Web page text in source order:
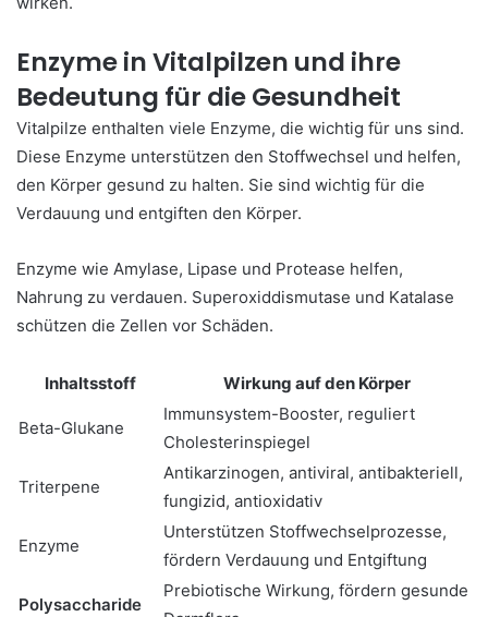
Enzyme in Vitalpilzen und ihre
Bedeutung für die Gesundheit
Vitalpilze enthalten viele Enzyme, die wichtig für uns sind.
Diese Enzyme unterstützen den Stoffwechsel und helfen,
den Körper gesund zu halten. Sie sind wichtig für die
Verdauung und entgiften den Körper.
Enzyme wie Amylase, Lipase und Protease helfen,
Nahrung zu verdauen. Superoxiddismutase und Katalase
schützen die Zellen vor Schäden.
Inhaltsstoff Wirkung auf den Körper
Beta-Glukane
Immunsystem-Booster, reguliert
Cholesterinspiegel
Triterpene
Antikarzinogen, antiviral, antibakteriell,
fungizid, antioxidativ
Enzyme
Unterstützen Stoffwechselprozesse,
fördern Verdauung und Entgiftung
Polysaccharide
Prebiotische Wirkung, fördern gesunde